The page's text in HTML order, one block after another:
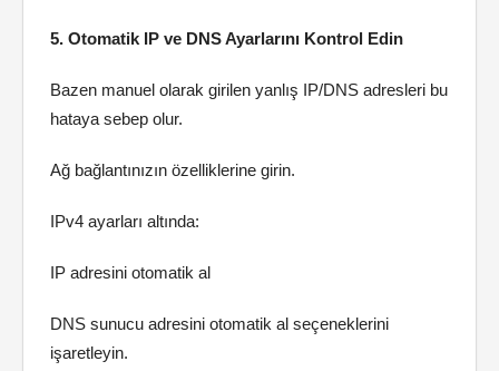
5. Otomatik IP ve DNS Ayarlarını Kontrol Edin
Bazen manuel olarak girilen yanlış IP/DNS adresleri bu
hataya sebep olur.
Ağ bağlantınızın özelliklerine girin.
IPv4 ayarları altında:
IP adresini otomatik al
DNS sunucu adresini otomatik al seçeneklerini
işaretleyin.